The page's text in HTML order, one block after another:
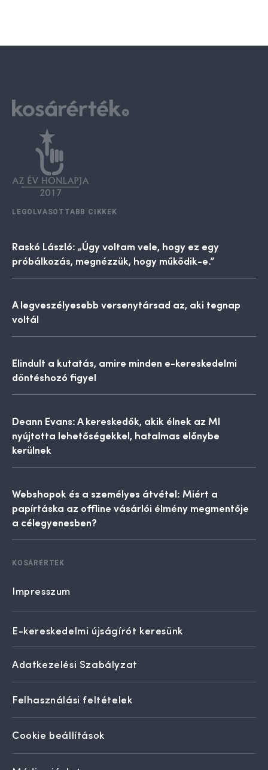
LEGOLVASOTTABB CIKKEK
Raskó László: „Úgy voltam vele, hogy ez egy
próbálkozás, megnézzük, hogy működik-e.”
A legveszélyesebb versenytársad az, aki tegnap
voltál
Elindult a kutatás, amire minden e-kereskedelmi
döntéshozó figyel
Deann Evans: A kereskedők, akik élnek az MI
nyújtotta lehetőségekkel, hatalmas előnybe
kerülnek
Webshopok és a személyes átvétel: Miért a
papírtáska az offline vásárlói élmény megmentője
a célegyenesben?
KOSÁRÉRTÉK
Impresszum
E-kereskedelmi újságírót keresünk
Adatkezelési Szabályzat
Felhasználási feltételek
Cookie beállítások